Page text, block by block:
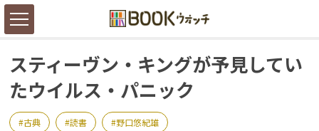
スティーヴン・キングが予見してい
たウイルス・パニック
古典 読書 野口悠紀雄